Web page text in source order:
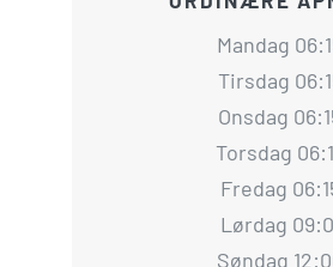
Mandag
Tirsdag
Onsdag
Torsdag
Fredag
Lørdag
Søndag